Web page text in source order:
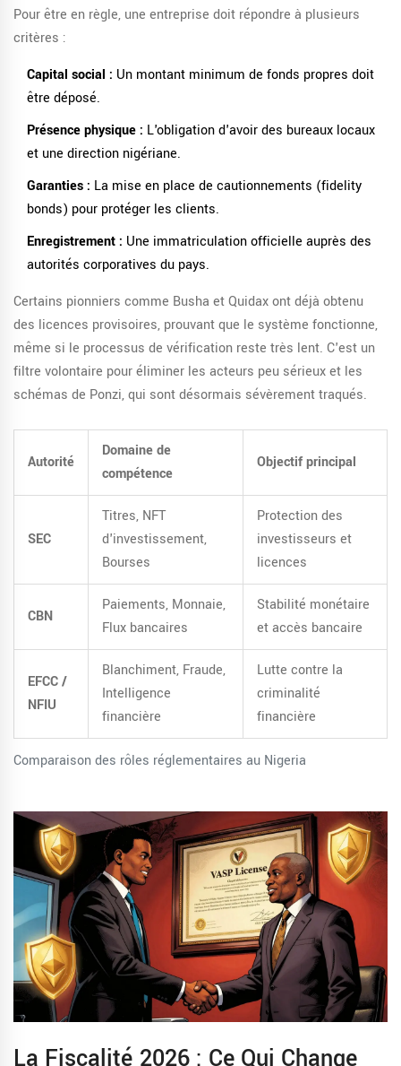
Pour être en règle, une entreprise doit répondre à plusieurs
critères :
Capital social : Un montant minimum de fonds propres doit
être déposé.
Présence physique : L'obligation d'avoir des bureaux locaux
et une direction nigériane.
Garanties : La mise en place de cautionnements (fidelity
bonds) pour protéger les clients.
Enregistrement : Une immatriculation officielle auprès des
autorités corporatives du pays.
Certains pionniers comme Busha et Quidax ont déjà obtenu
des licences provisoires, prouvant que le système fonctionne,
même si le processus de vérification reste très lent. C'est un
filtre volontaire pour éliminer les acteurs peu sérieux et les
schémas de Ponzi, qui sont désormais sévèrement traqués.
Comparaison des rôles réglementaires au Nigeria
Autorité
Domaine de
compétence
Objectif principal
SEC
Titres, NFT
d'investissement,
Bourses
Protection des
investisseurs et
licences
CBN
Paiements, Monnaie,
Flux bancaires
Stabilité monétaire
et accès bancaire
EFCC /
NFIU
Blanchiment, Fraude,
Intelligence
financière
Lutte contre la
criminalité
financière
La Fiscalité 2026 : Ce Qui Change